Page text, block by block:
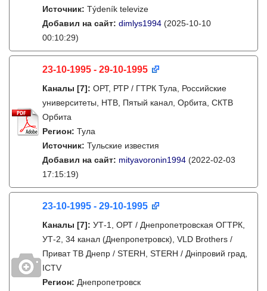
Источник: Týdeník televize
Добавил на сайт: dimlys1994 (2025-10-10
00:10:29)
23-10-1995 - 29-10-1995
Каналы [7]: ОРТ, РТР / ГТРК Тула, Российские
университеты, НТВ, Пятый канал, Орбита, СКТВ
Орбита
Регион: Тула
Источник: Тульские известия
Добавил на сайт: mityavoronin1994 (2022-02-03
17:15:19)
23-10-1995 - 29-10-1995
Каналы [7]: УТ-1, ОРТ / Днепропетровская ОГТРК,
УТ-2, 34 канал (Днепропетровск), VLD Brothers /
Приват ТВ Днепр / STERH, STERH / Дніпровий град,
ICTV
Регион: Днепропетровск